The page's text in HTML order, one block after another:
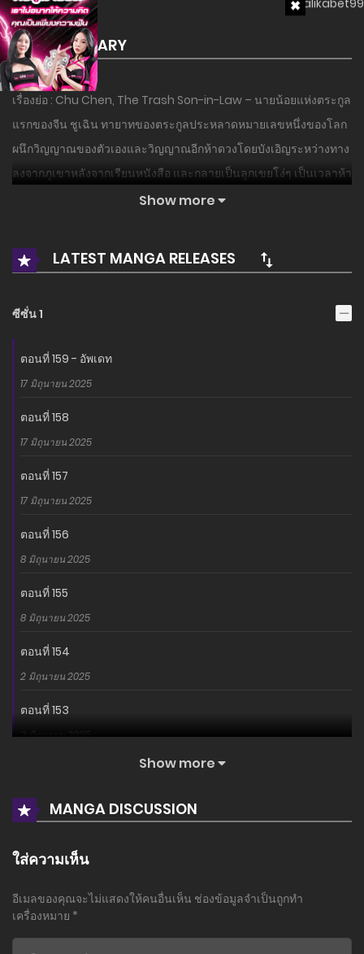
SUMMARY
เรื่องย่อ : Chu Chen, The Trash Son-in-Law – นายน้อยแห่งตระกูล
แรกของจีน ชูเฉิน ทายาทของตระกูลประหลาดหมายเลขหนึ่งของโลก
ผนึกวิญญาณของตัวเองและวิญญาณอีกห้าดวงโดยบังเอิญระหว่างทาง
ลงจากภูเขาหลังจากเรียนหนังสือ และกลายเป็นลูกเขยโง่ๆ เป็นเวลาห้า
ปี . หลังจากตื่นขึ้น ชูเฉิน เตรียมคิดบัญชีแค้น และแสดงศักยภาพของให้
อ่านเรื่องนี้ก่อนใครได้ที่ MANGA-LC.NET เท่านั้น!
Show more
LATEST MANGA RELEASES
ซีซั่น 1
ตอนที่ 159 - อัพเดท
17 มิถุนายน 2025
ตอนที่ 158
17 มิถุนายน 2025
ตอนที่ 157
17 มิถุนายน 2025
ตอนที่ 156
8 มิถุนายน 2025
ตอนที่ 155
8 มิถุนายน 2025
ตอนที่ 154
2 มิถุนายน 2025
ตอนที่ 153
2 มิถุนายน 2025
ตอนที่ 151
2 มิถุนายน 2025
18 พฤษภาคม 2025
Show more
MANGA DISCUSSION
ใส่ความเห็น
อีเมลของคุณจะไม่แสดงให้คนอื่นเห็น ช่องข้อมูลจำเป็นถูกทำ
เครื่องหมาย *